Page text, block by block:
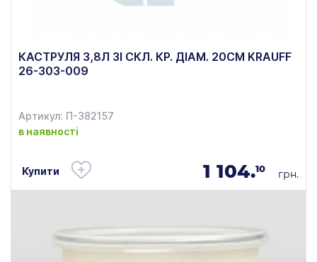
КАСТРУЛЯ 3,8Л ЗІ СКЛ. КР. ДІАМ. 20СМ KRAUFF
26-303-009
Артикул: П-382157
в наявності
Купити 1 104.10 грн.